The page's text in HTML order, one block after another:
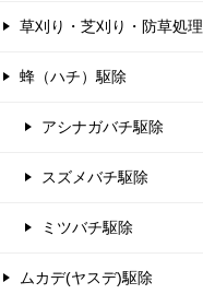
草刈り・芝刈り・防草処理
蜂（ハチ）駆除
アシナガバチ駆除
スズメバチ駆除
ミツバチ駆除
ムカデ(ヤスデ)駆除